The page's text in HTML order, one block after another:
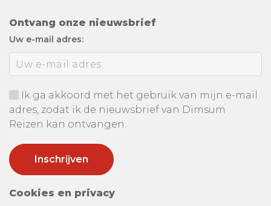
Ontvang onze nieuwsbrief
Uw e-mail adres:
Ik ga akkoord met het gebruik van mijn e-mail
adres, zodat ik de nieuwsbrief van Dimsum
Reizen kan ontvangen.
Cookies en privacy